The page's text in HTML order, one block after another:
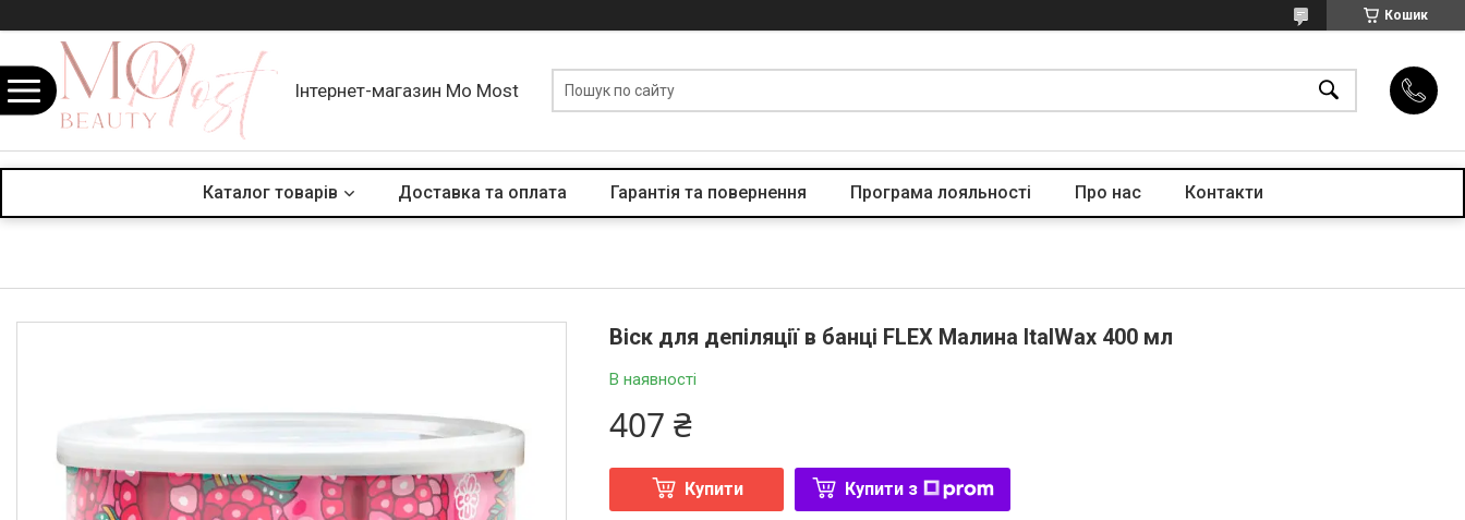
Кошик
Інтернет-магазин Mo Most
Каталог товарів Доставка та оплата Гарантія та повернення Програма лояльності Про нас Контакти
Віск для депіляції в банці FLEX Малина ItalWax 400 мл
В наявності
407 ₴
Купити Купити з